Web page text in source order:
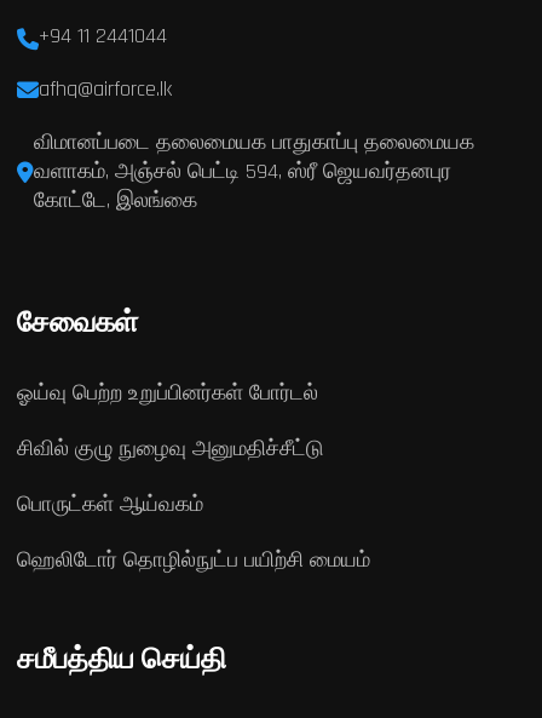
+94 11 2441044
afhq@airforce.lk
விமானப்படை தலைமையக பாதுகாப்பு தலைமையக
வளாகம், அஞ்சல் பெட்டி 594, ஸ்ரீ ஜெயவர்தனபுர
கோட்டே, இலங்கை
சேவைகள்
ஓய்வு பெற்ற உறுப்பினர்கள் போர்டல்
சிவில் குழு நுழைவு அனுமதிச்சீட்டு
பொருட்கள் ஆய்வகம்
ஹெலிடோர் தொழில்நுட்ப பயிற்சி மையம்
சமீபத்திய செய்தி